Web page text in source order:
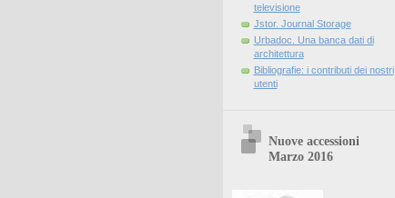
televisione
Jstor. Journal Storage
Urbadoc. Una banca dati di
architettura
Bibliografie: i contributi dei nostri
utenti
Nuove accessioni
Marzo 2016